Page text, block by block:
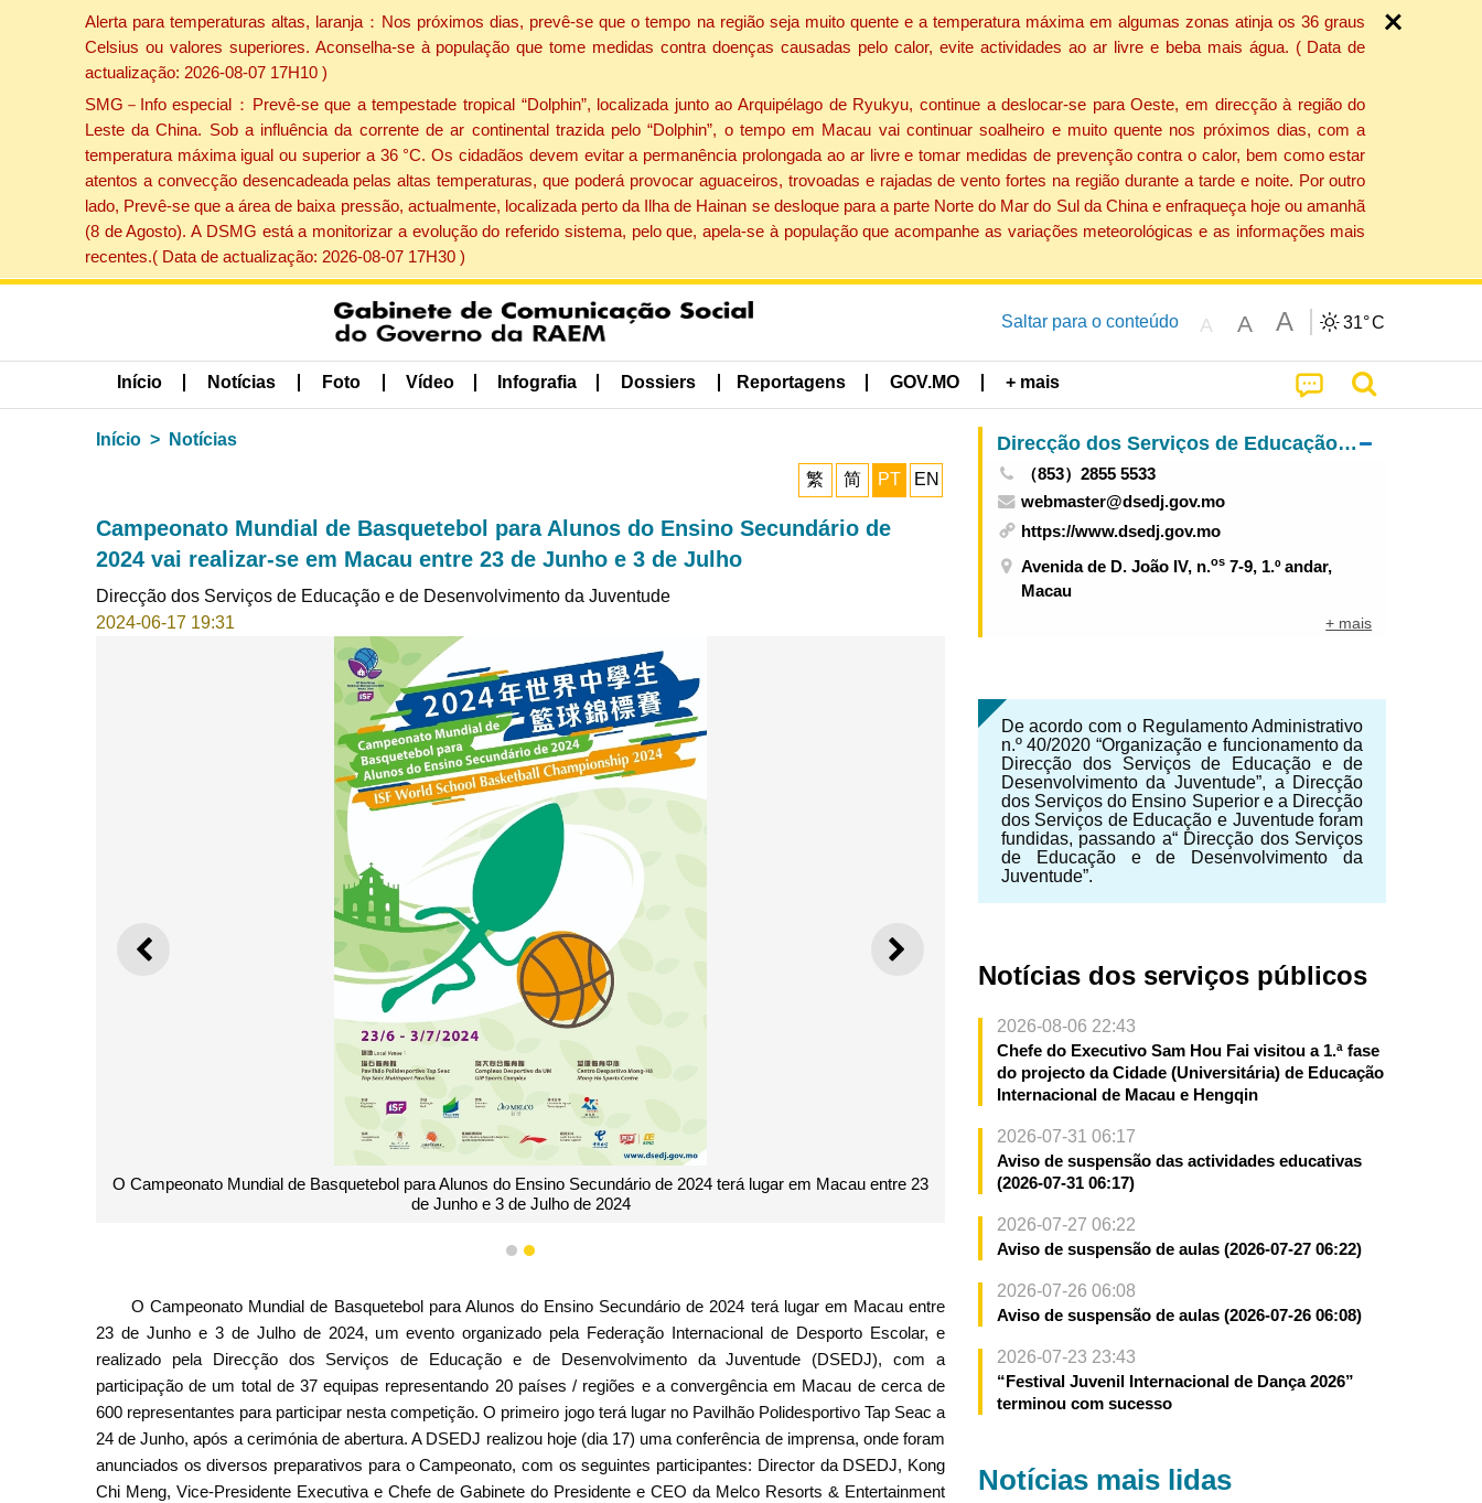
Alerta para temperaturas altas, laranja：Nos próximos dias, prevê-se que o tempo na região seja muito quente e a temperatura máxima em algumas zonas atinja os 36 graus
Celsius ou valores superiores. Aconselha-se à população que tome medidas contra doenças causadas pelo calor, evite actividades ao ar livre e beba mais água. ( Data de
actualização: 2026-08-07 17H10 )
SMG－Info especial：Prevê-se que a tempestade tropical “Dolphin”, localizada junto ao Arquipélago de Ryukyu, continue a deslocar-se para Oeste, em direcção à região do
Leste da China. Sob a influência da corrente de ar continental trazida pelo “Dolphin”, o tempo em Macau vai continuar soalheiro e muito quente nos próximos dias, com a
temperatura máxima igual ou superior a 36 °C. Os cidadãos devem evitar a permanência prolongada ao ar livre e tomar medidas de prevenção contra o calor, bem como estar
atentos a convecção desencadeada pelas altas temperaturas, que poderá provocar aguaceiros, trovoadas e rajadas de vento fortes na região durante a tarde e noite. Por outro
lado, Prevê-se que a área de baixa pressão, actualmente, localizada perto da Ilha de Hainan se desloque para a parte Norte do Mar do Sul da China e enfraqueça hoje ou amanhã
(8 de Agosto). A DSMG está a monitorizar a evolução do referido sistema, pelo que, apela-se à população que acompanhe as variações meteorológicas e as informações mais
recentes.( Data de actualização: 2026-08-07 17H30 )
Saltar para o conteúdo A A A 31°C
Início Notícias Foto Vídeo Infografia Dossiers Reportagens GOV.MO + mais
Início Notícias
繁 简 PT EN
Campeonato Mundial de Basquetebol para Alunos do Ensino Secundário de
2024 vai realizar-se em Macau entre 23 de Junho e 3 de Julho
Direcção dos Serviços de Educação e de Desenvolvimento da Juventude
2024-06-17 19:31
ANTERIOR SEGUINTE
O Campeonato Mundial de Basquetebol para Alunos do Ensino Secundário de 2024 terá lugar em Macau entre 23
de Junho e 3 de Julho de 2024
1 2
O Campeonato Mundial de Basquetebol para Alunos do Ensino Secundário de 2024 terá lugar em Macau entre
23 de Junho e 3 de Julho de 2024, um evento organizado pela Federação Internacional de Desporto Escolar, e
realizado pela Direcção dos Serviços de Educação e de Desenvolvimento da Juventude (DSEDJ), com a
participação de um total de 37 equipas representando 20 países / regiões e a convergência em Macau de cerca de
600 representantes para participar nesta competição. O primeiro jogo terá lugar no Pavilhão Polidesportivo Tap Seac a
24 de Junho, após a cerimónia de abertura. A DSEDJ realizou hoje (dia 17) uma conferência de imprensa, onde foram
anunciados os diversos preparativos para o Campeonato, com os seguintes participantes: Director da DSEDJ, Kong
Chi Meng, Vice-Presidente Executiva e Chefe de Gabinete do Presidente e CEO da Melco Resorts & Entertainment
Direcção dos Serviços de Educação e de Desenvolvimento da Juventude
（853）2855 5533
webmaster@dsedj.gov.mo
https://www.dsedj.gov.mo
Avenida de D. João IV, n.os 7-9, 1.º andar,
Macau
+ mais
De acordo com o Regulamento Administrativo
n.º 40/2020 “Organização e funcionamento da
Direcção dos Serviços de Educação e de
Desenvolvimento da Juventude”, a Direcção
dos Serviços do Ensino Superior e a Direcção
dos Serviços de Educação e Juventude foram
fundidas, passando a“ Direcção dos Serviços
de Educação e de Desenvolvimento da
Juventude”.
Notícias dos serviços públicos
2026-08-06 22:43
Chefe do Executivo Sam Hou Fai visitou a 1.ª fase
do projecto da Cidade (Universitária) de Educação
Internacional de Macau e Hengqin
2026-07-31 06:17
Aviso de suspensão das actividades educativas
(2026-07-31 06:17)
2026-07-27 06:22
Aviso de suspensão de aulas (2026-07-27 06:22)
2026-07-26 06:08
Aviso de suspensão de aulas (2026-07-26 06:08)
2026-07-23 23:43
“Festival Juvenil Internacional de Dança 2026”
terminou com sucesso
Notícias mais lidas